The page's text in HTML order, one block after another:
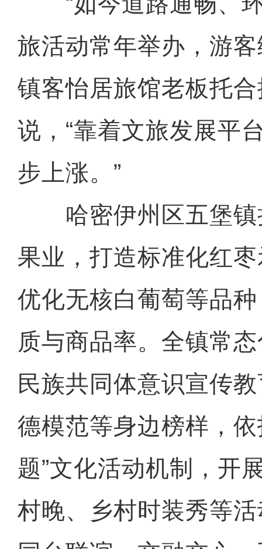
旅活动常年举办，游
镇客怡居旅馆老板托合
说，“靠着文旅发展平
步上涨。”
哈密伊州区五堡镇
果业，打造标准化红
优化无核白葡萄等品
质与商品率。全镇常
民族共同体意识宣传
德模范等身边榜样，
题”文化活动机制，开
村晚、乡村时装秀等